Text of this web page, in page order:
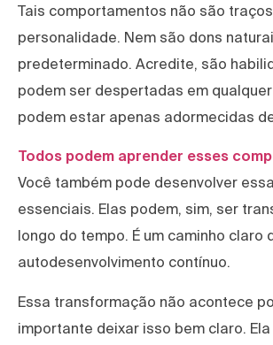
Tais comportamentos não são
personalidade. Nem são dons
predeterminado. Acredite, são
podem ser despertadas em
podem estar apenas adormecidas
Todos podem aprender esses
Você também pode desenvolver
essenciais. Elas podem, sim, ser
longo do tempo. É um caminho claro
autodesenvolvimento contínuo.
Essa transformação não acontece
importante deixar isso bem claro.